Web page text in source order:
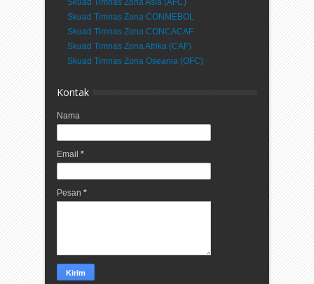
Skuad Timnas Zona CONMEBOL
Skuad Timnas Zona CONCACAF
Skuad Timnas Zona Afrika (CAF)
Skuad Timnas Zona Oseania (OFC)
Kontak
Nama
Email *
Pesan *